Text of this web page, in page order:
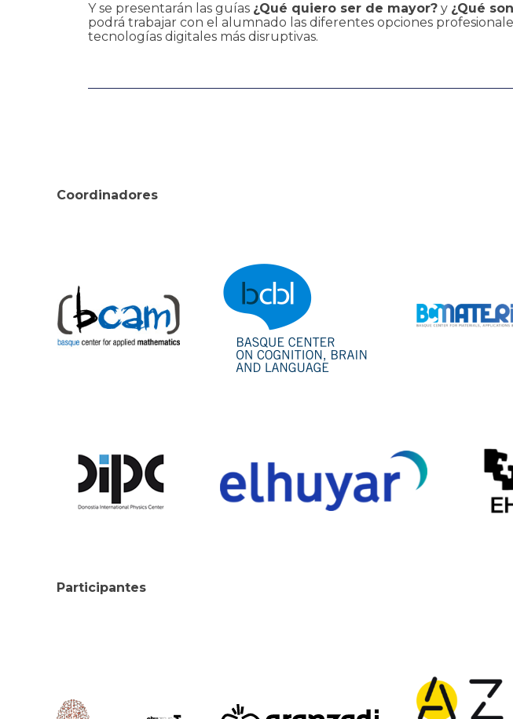
Y se presentarán las guías ¿Qué quiero ser de mayor? y ¿Qué
podrá trabajar con el alumnado las diferentes opciones
tecnologías digitales más disruptivas.
Coordinadores
Participantes